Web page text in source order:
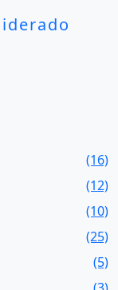
(16)
(12)
(10)
(25)
(5)